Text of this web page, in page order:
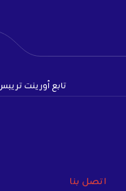
تابع أورينت
اتصل بنا